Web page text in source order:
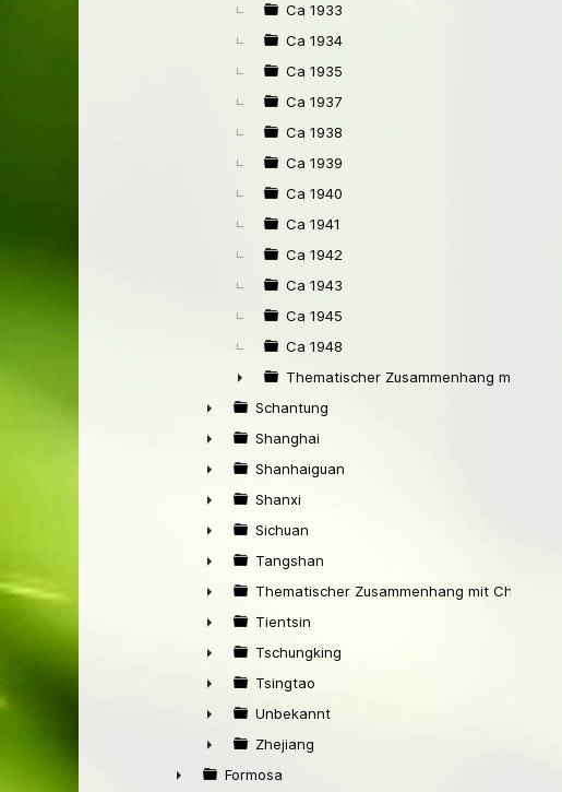
Ca 1933
Ca 1934
Ca 1935
Ca 1937
Ca 1938
Ca 1939
Ca 1940
Ca 1941
Ca 1942
Ca 1943
Ca 1945
Ca 1948
►
Thematischer Zusammenhang mit Peking
►
Schantung
►
Shanghai
►
Shanhaiguan
►
Shanxi
►
Sichuan
►
Tangshan
►
Thematischer Zusammenhang mit China
►
Tientsin
►
Tschungking
►
Tsingtao
►
Unbekannt
►
Zhejiang
Formosa